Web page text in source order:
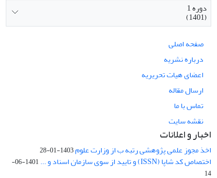
دوره 1
(1401)
صفحه اصلی
درباره نشریه
اعضای هیات تحریریه
ارسال مقاله
تماس با ما
نقشه سایت
اخبار و اعلانات
اخذ مجوز علمی پژوهشی رتبه ب از وزارت علوم1403-01-28
اختصاص کد شاپا (ISSN) و تایید از سوی سازمان اسناد و ...
1401-06-
14